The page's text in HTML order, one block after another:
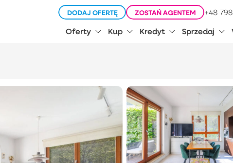
DODAJ OFERTĘ ZOSTAŃ AGENTEM +48
Oferty Kup Kredyt Sprzedaj